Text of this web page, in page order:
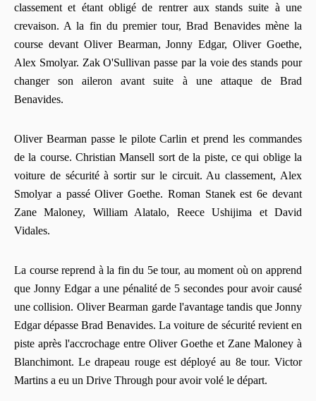
classement et étant obligé de rentrer aux stands suite à une
crevaison. A la fin du premier tour, Brad Benavides mène la
course devant Oliver Bearman, Jonny Edgar, Oliver Goethe,
Alex Smolyar. Zak O'Sullivan passe par la voie des stands pour
changer son aileron avant suite à une attaque de Brad
Benavides.
Oliver Bearman passe le pilote Carlin et prend les commandes
de la course. Christian Mansell sort de la piste, ce qui oblige la
voiture de sécurité à sortir sur le circuit. Au classement, Alex
Smolyar a passé Oliver Goethe. Roman Stanek est 6e devant
Zane Maloney, William Alatalo, Reece Ushijima et David
Vidales.
La course reprend à la fin du 5e tour, au moment où on apprend
que Jonny Edgar a une pénalité de 5 secondes pour avoir causé
une collision. Oliver Bearman garde l'avantage tandis que Jonny
Edgar dépasse Brad Benavides. La voiture de sécurité revient en
piste après l'accrochage entre Oliver Goethe et Zane Maloney à
Blanchimont. Le drapeau rouge est déployé au 8e tour. Victor
Martins a eu un Drive Through pour avoir volé le départ.